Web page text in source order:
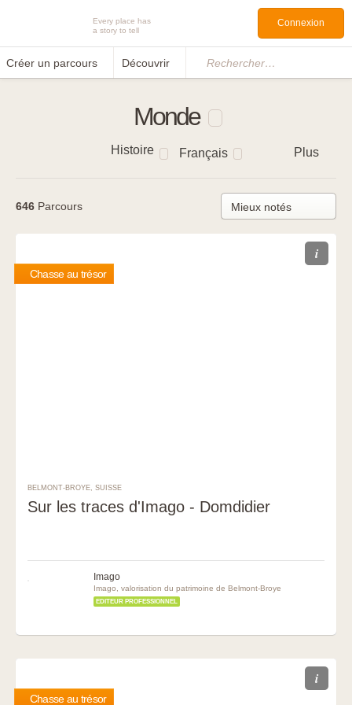
Every place has
a story to tell
Créer un parcours Découvrir Rechercher…
Connexion
Monde
Histoire Français Plus
646 Parcours
i
Chasse au trésor
BELMONT-BROYE, SUISSE
Sur les traces d'Imago - Domdidier
Imago
Imago, valorisation du patrimoine de Belmont-Broye
EDITEUR PROFESSIONNEL
i
Chasse au trésor